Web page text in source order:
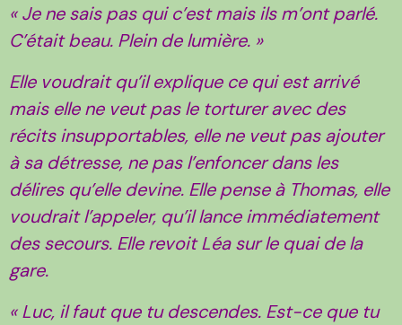
« Je ne sais pas qui c’est mais ils m’ont parlé.
C’était beau. Plein de lumière. »
Elle voudrait qu’il explique ce qui est arrivé
mais elle ne veut pas le torturer avec des
récits insupportables, elle ne veut pas ajouter
à sa détresse, ne pas l’enfoncer dans les
délires qu’elle devine. Elle pense à Thomas, elle
voudrait l’appeler, qu’il lance immédiatement
des secours. Elle revoit Léa sur le quai de la
gare.
« Luc, il faut que tu descendes. Est-ce que tu